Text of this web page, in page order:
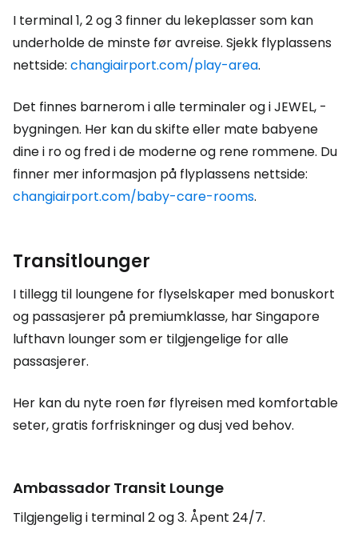
I terminal 1, 2 og 3 finner du lekeplasser som kan
underholde de minste før avreise. Sjekk flyplassens
nettside: changiairport.com/play-area.
Det finnes barnerom i alle terminaler og iJEWEL, -
bygningen. Her kan du skifte eller mate babyene
dine i ro og fred i de moderne og rene rommene. Du
finner mer informasjon på flyplassens nettside:
changiairport.com/baby-care-rooms.
Transitlounger
I tillegg til loungene for flyselskaper med bonuskort
og passasjerer på premiumklasse, har Singapore
lufthavn lounger som er tilgjengelige for alle
passasjerer.
Her kan du nyte roen før flyreisen med komfortable
seter, gratis forfriskninger og dusj ved behov.
Ambassador Transit Lounge
Tilgjengelig i terminal 2 og 3. Åpent 24/7.